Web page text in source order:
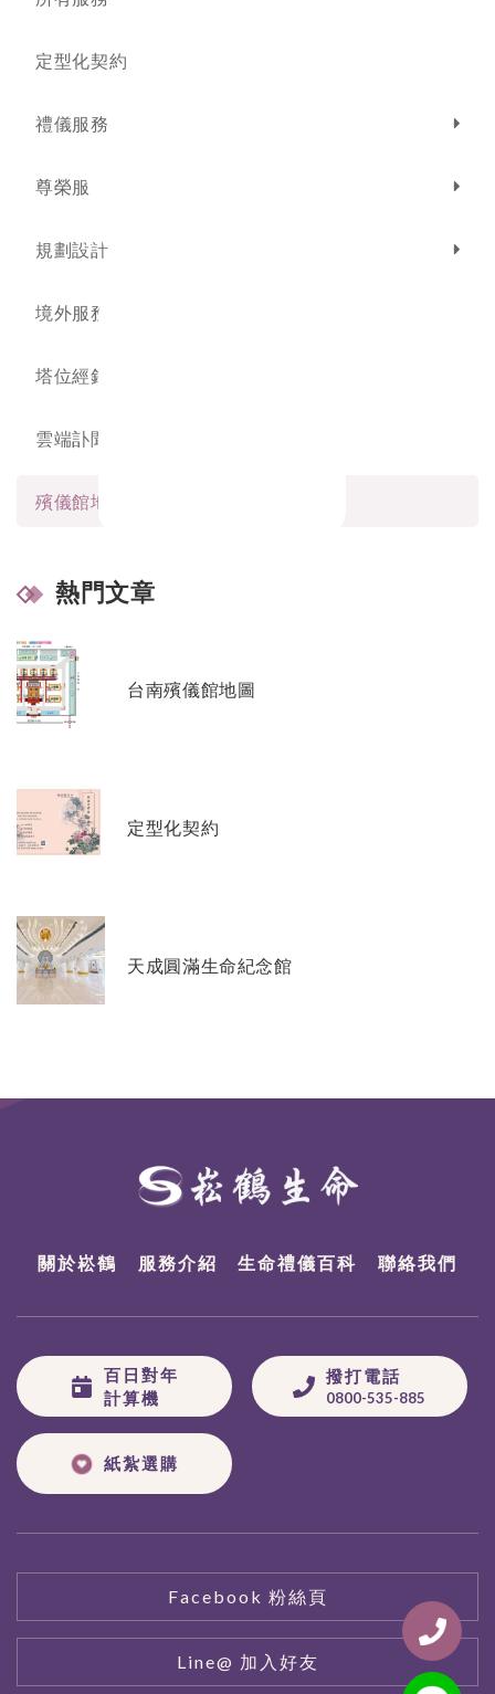
0800-535-885
定型化契約
禮儀服務
尊榮服務
規劃設計
境外服務
塔位經銷
雲端訃聞
殯儀館地圖
熱門文章
台南殯儀館地圖
定型化契約
天成圓滿生命紀念館
關於崧鶴 服務介紹 生命禮儀百科 聯絡我們
百日對年
計算機
撥打電話
0800-535-885
紙紮選購
Facebook 粉絲頁
Line@ 加入好友